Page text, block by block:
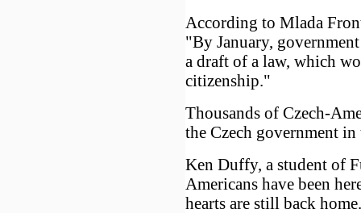
According to Mlada
"By January,
a draft of a law, which
citizenship."
Thousands of Czech-
the Czech government
Ken Duffy, a student of
Americans have been
hearts are still back